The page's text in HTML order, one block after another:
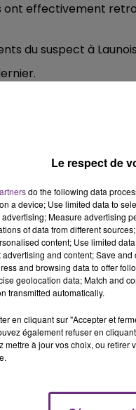
LA
effectivement
du suspect à
à Launois-sur-
de recherches
se poursuit.
BLESSÉE
Le respect de
do the following data
a device; Use limited data to
Measure advertising
of data from different
content; Use limited
and content; Save
and browsing data to offer
geolocation data; Match and
transmitted automatically.
en cliquant sur "Accepter et
également refuser en
mettre à jour vos choix, ou